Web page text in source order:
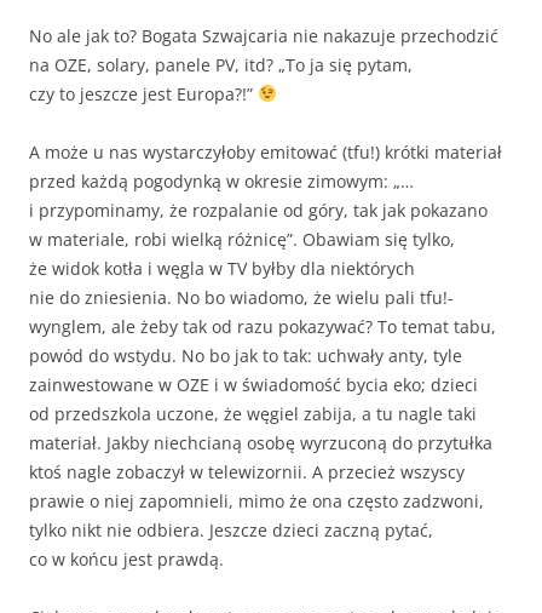
No ale jak to? Bogata Szwajcaria nie nakazuje przechodzić
na OZE, solary, panele PV, itd? „To ja się pytam,
czy to jeszcze jest Europa?!”
A może u nas wystarczyłoby emitować (tfu!) krótki materiał
przed każdą pogodynką w okresie zimowym: „…
i przypominamy, że rozpalanie od góry, tak jak pokazano
w materiale, robi wielką różnicę”. Obawiam się tylko,
że widok kotła i węgla w TV byłby dla niektórych
nie do zniesienia. No bo wiadomo, że wielu pali tfu!-
wynglem, ale żeby tak od razu pokazywać? To temat tabu,
powód do wstydu. No bo jak to tak: uchwały anty, tyle
zainwestowane w OZE i w świadomość bycia eko; dzieci
od przedszkola uczone, że węgiel zabija, a tu nagle taki
materiał. Jakby niechcianą osobę wyrzuconą do przytułka
ktoś nagle zobaczył w telewizornii. A przecież wszyscy
prawie o niej zapomnieli, mimo że ona często zadzwoni,
tylko nikt nie odbiera. Jeszcze dzieci zaczną pytać,
co w końcu jest prawdą.